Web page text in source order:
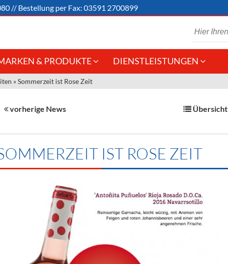
// Bestellung per Fax: 03591 2700899
&
Gastronomie
Großhandel
Art des
& PRODUKTE
& Schaumwein
Getränke
& Küchenartikel
DIENSTLEISTUNGEN
»Sommerzeit ist Rose Zeit
vorherige News Übersicht
IST ROSE ZEIT